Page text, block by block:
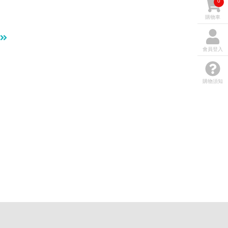
購物車
會員登入
購物須知